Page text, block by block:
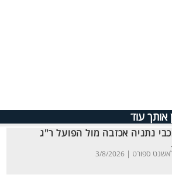
אותך עוד
נתניה אכזבה מול הפועל ר"ג
ספורט | 3/8/2026